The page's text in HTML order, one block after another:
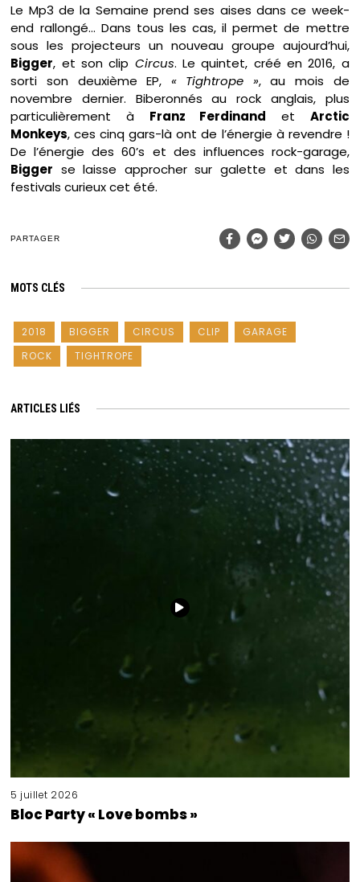
Le Mp3 de la Semaine prend ses aises dans ce week-
end rallongé… Dans tous les cas, il permet de mettre
sous les projecteurs un nouveau groupe aujourd’hui,
Bigger, et son clip Circus. Le quintet, créé en 2016, a
sorti son deuxième EP, « Tightrope », au mois de
novembre dernier. Biberonnés au rock anglais, plus
particulièrement à Franz Ferdinand et Arctic
Monkeys, ces cinq gars-là ont de l’énergie à revendre !
De l’énergie des 60’s et des influences rock-garage,
Bigger se laisse approcher sur galette et dans les
festivals curieux cet été.
PARTAGER
MOTS CLÉS
2018 BIGGER CIRCUS CLIP
GARAGE
ROCK
TIGHTROPE
ARTICLES LIÉS
5 juillet 2026
Bloc Party « Love bombs »